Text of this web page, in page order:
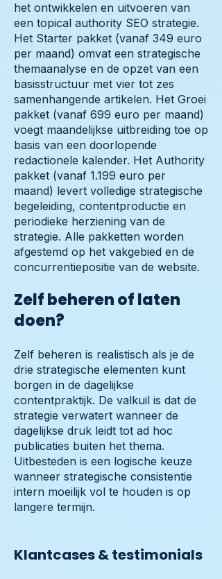
het ontwikkelen en uitvoeren van
een topical authority SEO strategie.
Het Starter pakket (vanaf 349 euro
per maand) omvat een strategische
themaanalyse en de opzet van een
basisstructuur met vier tot zes
samenhangende artikelen. Het Groei
pakket (vanaf 699 euro per maand)
voegt maandelijkse uitbreiding toe op
basis van een doorlopende
redactionele kalender. Het Authority
pakket (vanaf 1.199 euro per
maand) levert volledige strategische
begeleiding, contentproductie en
periodieke herziening van de
strategie. Alle pakketten worden
afgestemd op het vakgebied en de
concurrentiepositie van de website.
Zelf beheren of laten
doen?
Zelf beheren is realistisch als je de
drie strategische elementen kunt
borgen in de dagelijkse
contentpraktijk. De valkuil is dat de
strategie verwatert wanneer de
dagelijkse druk leidt tot ad hoc
publicaties buiten het thema.
Uitbesteden is een logische keuze
wanneer strategische consistentie
intern moeilijk vol te houden is op
langere termijn.
Klantcases & testimonials